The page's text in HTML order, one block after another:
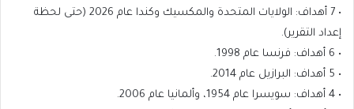
• 7 أهداف: الولايات المتحدة والمكسيك وكندا عام 2026 (حتى لحظة
إعداد التقرير).
• 6 أهداف: فرنسا عام 1998.
• 5 أهداف: البرازيل عام 2014.
• 4 أهداف: سويسرا عام 1954، وألمانيا عام 2006.